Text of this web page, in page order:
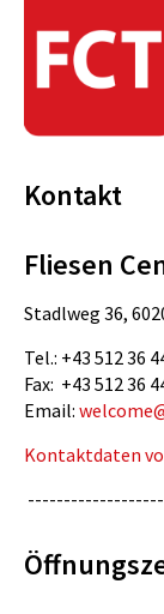
Kontakt
Kontakt
Kontakt
Fliesen
Stadlweg 36,
Tel.: +43 512 36
Fax: +43 512 36
Email:
Kontaktdaten